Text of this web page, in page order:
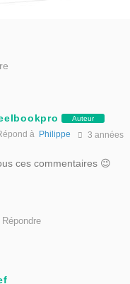
Auteur
à Philippe 3 années
ces commentaires 😉
Répondre